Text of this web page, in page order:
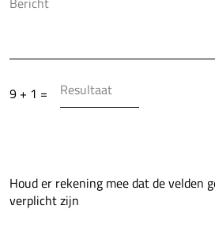
9 + 1 =
Houd er rekening mee dat de velden
verplicht zijn